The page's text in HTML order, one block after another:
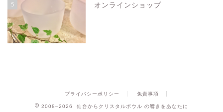
5 オンラインショップ
プライバシーポリシー 免責事項
2008–2026 仙台からクリスタルボウル の響きをあなたに